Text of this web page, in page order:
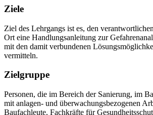
Ziele
Ziel des Lehrgangs ist es, den
Ort eine Handlungsanleitung zur
mit den damit verbundenen
vermitteln.
Zielgruppe
Personen, die im Bereich der Sanierung, im
mit anlagen- und überwachungsbezogenen
Baufachleute, Fachkräfte für